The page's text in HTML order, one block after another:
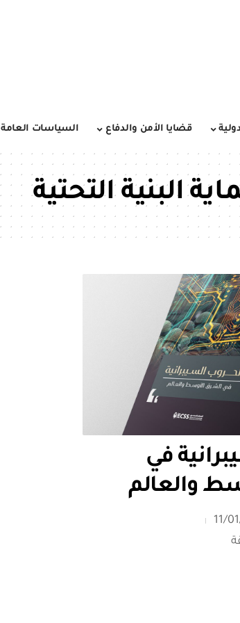
قضايا الأمن والدفاع السياسات العامة
البنية التحتية
في
والعالم
11/